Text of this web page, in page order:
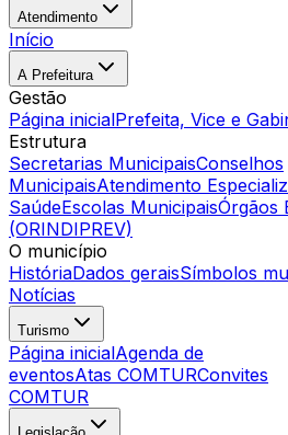
Atendimento
Início
A Prefeitura
Gestão
Página inicialPrefeita, Vice e
Estrutura
Secretarias MunicipaisConselhos
MunicipaisAtendimento
SaúdeEscolas MunicipaisÓrgãos
(ORINDIPREV)
O município
HistóriaDados geraisSímbolos
Notícias
Turismo
Página inicialAgenda de
eventosAtas COMTURConvites
COMTUR